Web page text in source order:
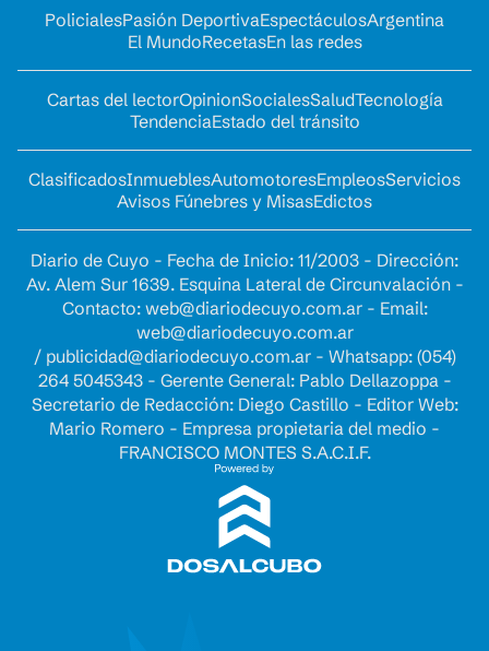
PolicialesPasión DeportivaEspectáculosArgentina
El MundoRecetasEn las redes
Cartas del lectorOpinionSocialesSaludTecnología
TendenciaEstado del tránsito
ClasificadosInmueblesAutomotoresEmpleosServicios
Avisos Fúnebres y MisasEdictos
Diario de Cuyo - Fecha de Inicio: 11/2003 - Dirección:
Av. Alem Sur 1639. Esquina Lateral de Circunvalación -
Contacto: web@diariodecuyo.com.ar- Email:
web@diariodecuyo.com.ar
/ publicidad@diariodecuyo.com.ar- Whatsapp: (054)
264 5045343 - Gerente General: Pablo Dellazoppa -
Secretario de Redacción: Diego Castillo - Editor Web:
Mario Romero - Empresa propietaria del medio -
FRANCISCO MONTES S.A.C.I.F.